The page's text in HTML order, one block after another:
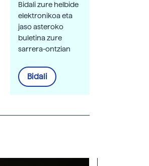
Bidali zure helbide
elektronikoa eta
jaso asteroko
buletina zure
sarrera-ontzian
Bidali